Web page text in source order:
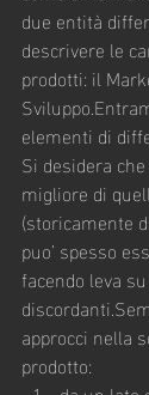
due entità
descrivere le
prodotti: il
elementi di
Si desidera
migliore di
(storicamente
puo’ spesso
facendo leva
approcci nella
prodotto: